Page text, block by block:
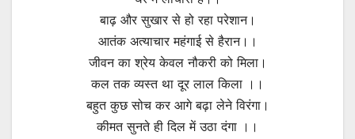
बाढ़ और सुखार से हो रहा परेशान।
आतंक अत्याचार महंगाई से हैरान।।
जीवन का श्रेय केवल नौकरी को मिला।
कल तक व्यस्त था दूर लाल किला ।।
बहुत कुछ सोच कर आगे बढ़ा लेने विरंगा।
कीमत सुनते ही दिल में उठा दंगा ।।